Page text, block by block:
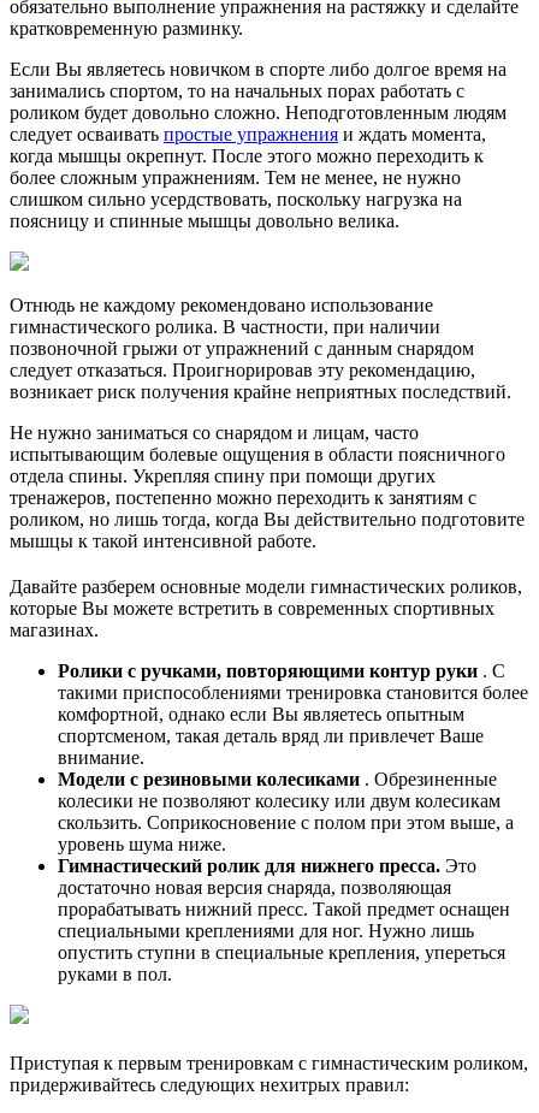
обязательно выполнение упражнения на растяжку и сделайте
кратковременную разминку.
Если Вы являетесь новичком в спорте либо долгое время на
занимались спортом, то на начальных порах работать с
роликом будет довольно сложно. Неподготовленным людям
следует осваивать простые упражнения и ждать момента,
когда мышцы окрепнут. После этого можно переходить к
более сложным упражнениям. Тем не менее, не нужно
слишком сильно усердствовать, поскольку нагрузка на
поясницу и спинные мышцы довольно велика.
Отнюдь не каждому рекомендовано использование
гимнастического ролика. В частности, при наличии
позвоночной грыжи от упражнений с данным снарядом
следует отказаться. Проигнорировав эту рекомендацию,
возникает риск получения крайне неприятных последствий.
Не нужно заниматься со снарядом и лицам, часто
испытывающим болевые ощущения в области поясничного
отдела спины. Укрепляя спину при помощи других
тренажеров, постепенно можно переходить к занятиям с
роликом, но лишь тогда, когда Вы действительно подготовите
мышцы к такой интенсивной работе.
Давайте разберем основные модели гимнастических роликов,
которые Вы можете встретить в современных спортивных
магазинах.
Ролики с ручками, повторяющими контур руки . С
такими приспособлениями тренировка становится более
комфортной, однако если Вы являетесь опытным
спортсменом, такая деталь вряд ли привлечет Ваше
внимание.
Модели с резиновыми колесиками . Обрезиненные
колесики не позволяют колесику или двум колесикам
скользить. Соприкосновение с полом при этом выше, а
уровень шума ниже.
Гимнастический ролик для нижнего пресса. Это
достаточно новая версия снаряда, позволяющая
прорабатывать нижний пресс. Такой предмет оснащен
специальными креплениями для ног. Нужно лишь
опустить ступни в специальные крепления, упереться
руками в пол.
Приступая к первым тренировкам с гимнастическим роликом,
придерживайтесь следующих нехитрых правил: